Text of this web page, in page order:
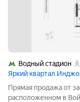
Водный стадион
Яркий квартал
Прямая продажа от
расположенном в